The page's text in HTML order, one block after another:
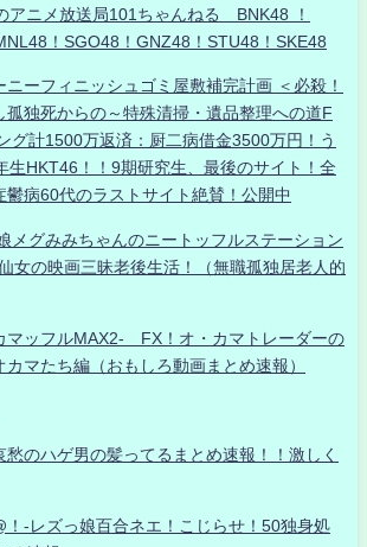
ニメ放送局101ちゃんねる BNK48 ！
！SGO48！GNZ48！STU48！SKE48
ニーフィニッシュゴミ屋敷補完計画 ＜必殺！
孤独死からの～特殊清掃・遺品整理への道F
グ計1500万返済：厨二病借金3500万円！う
生HKT46！！9期研究生、最後のサイト！全
鬱病60代のラストサイト絶賛！公開中
メグみみちゃんのニートッフルステーション
女の映画三昧老後生活！（無職孤独居老人的
マッフルMAX2- FX！オ・カマトレーダーの
マたち編（おもしろ動画まとめ速報）
愁のハゲ男の髪ってるまとめ速報！！激しく
！-レズっ娘百合ネエ！こじらせ！50独身処